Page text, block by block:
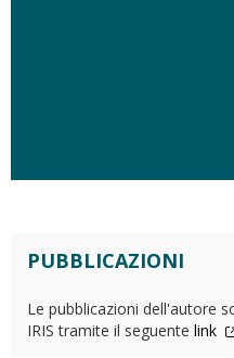
PUBBLICAZIONI
Le pubblicazioni dell'autore
IRIS tramite il seguente link